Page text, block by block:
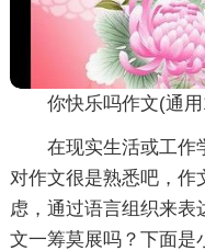
你快乐吗作文(通
在现实生活或工作
对作文很是熟悉吧，作
虑，通过语言组织来表
文一筹莫展吗？下面是